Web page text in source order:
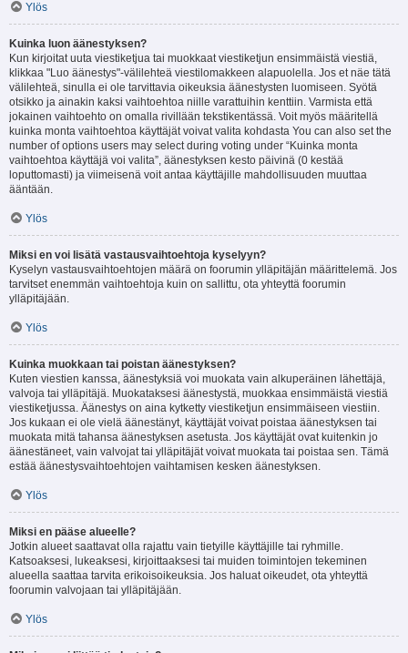
Ylös
Kuinka luon äänestyksen?
Kun kirjoitat uuta viestiketjua tai muokkaat viestiketjun ensimmäistä viestiä,
klikkaa "Luo äänestys"-välilehteä viestilomakkeen alapuolella. Jos et näe tätä
välilehteä, sinulla ei ole tarvittavia oikeuksia äänestysten luomiseen. Syötä
otsikko ja ainakin kaksi vaihtoehtoa niille varattuihin kenttiin. Varmista että
jokainen vaihtoehto on omalla rivillään tekstikentässä. Voit myös määritellä
kuinka monta vaihtoehtoa käyttäjät voivat valita kohdasta You can also set the
number of options users may select during voting under “Kuinka monta
vaihtoehtoa käyttäjä voi valita”, äänestyksen kesto päivinä (0 kestää
loputtomasti) ja viimeisenä voit antaa käyttäjille mahdollisuuden muuttaa
ääntään.
Ylös
Miksi en voi lisätä vastausvaihtoehtoja kyselyyn?
Kyselyn vastausvaihtoehtojen määrä on foorumin ylläpitäjän määrittelemä. Jos
tarvitset enemmän vaihtoehtoja kuin on sallittu, ota yhteyttä foorumin
ylläpitäjään.
Ylös
Kuinka muokkaan tai poistan äänestyksen?
Kuten viestien kanssa, äänestyksiä voi muokata vain alkuperäinen lähettäjä,
valvoja tai ylläpitäjä. Muokataksesi äänestystä, muokkaa ensimmäistä viestiä
viestiketjussa. Äänestys on aina kytketty viestiketjun ensimmäiseen viestiin.
Jos kukaan ei ole vielä äänestänyt, käyttäjät voivat poistaa äänestyksen tai
muokata mitä tahansa äänestyksen asetusta. Jos käyttäjät ovat kuitenkin jo
äänestäneet, vain valvojat tai ylläpitäjät voivat muokata tai poistaa sen. Tämä
estää äänestysvaihtoehtojen vaihtamisen kesken äänestyksen.
Ylös
Miksi en pääse alueelle?
Jotkin alueet saattavat olla rajattu vain tietyille käyttäjille tai ryhmille.
Katsoaksesi, lukeaksesi, kirjoittaaksesi tai muiden toimintojen tekeminen
alueella saattaa tarvita erikoisoikeuksia. Jos haluat oikeudet, ota yhteyttä
foorumin valvojaan tai ylläpitäjään.
Ylös